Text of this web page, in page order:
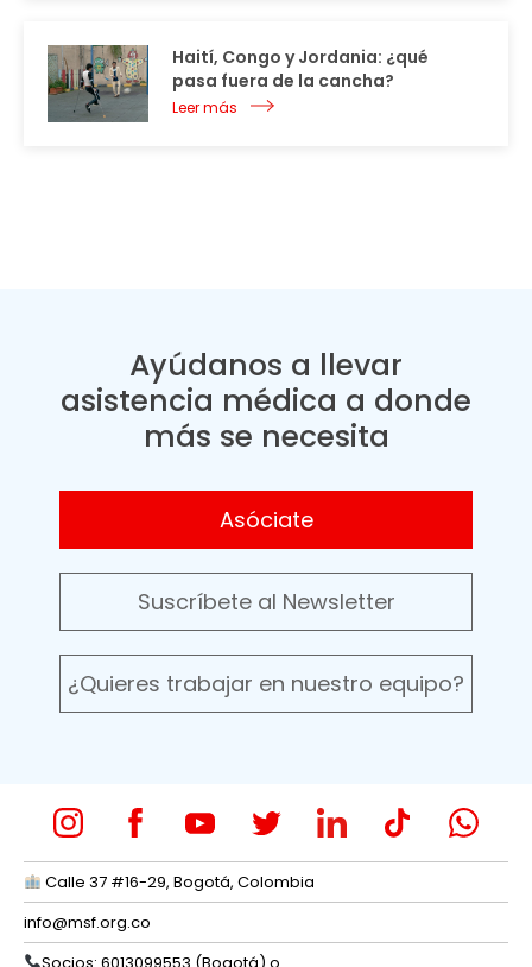
Haití, Congo y Jordania: ¿qué
pasa fuera de la cancha?
Leer más
Ayúdanos a llevar
asistencia médica a donde
más se necesita
Asóciate
Suscríbete al Newsletter
¿Quieres trabajar en nuestro equipo?
Calle 37 #16-29, Bogotá, Colombia
info@msf.org.co